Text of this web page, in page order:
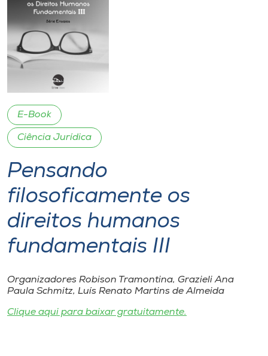
Internacionalização
I.nova
Cultura
CPA
Biblioteca
Editora
Rádio
Museu
E-Book
Ciência Jurídica
Pensando
filosoficamente os
direitos humanos
fundamentais III
Organizadores Robison Tramontina, Grazieli Ana
Paula Schmitz, Luís Renato Martins de Almeida
Clique aqui para baixar gratuitamente.